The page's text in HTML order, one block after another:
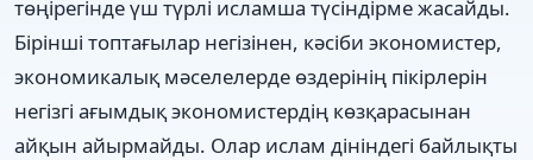
төңірегінде үш түрлі исламша түсіндірме жасайды.
Бірінші топтағылар негізінен, кәсіби экономистер,
экономикалық мәселелерде өздерінің пікірлерін
негізгі ағымдық экономистердің көзқарасынан
айқын айырмайды. Олар ислам дініндегі байлықты